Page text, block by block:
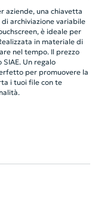
aziende, una chiavetta
archiviazione variabile
è ideale per
in materiale di
nel tempo. Il prezzo
Un regalo
per promuovere la
i tuoi file con te